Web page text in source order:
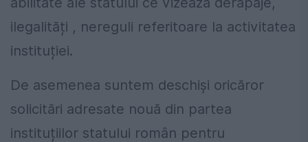
ilegalități , nereguli referitoare la activitatea
instituției.
De asemenea suntem deschiși oricăror
solicitări adresate nouă din partea
instituțiilor statului român pentru